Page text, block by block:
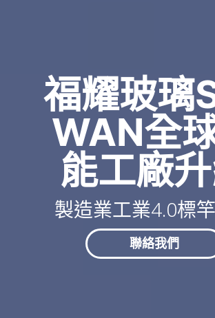
福耀玻璃
WAN全
能工廠
製造業工業4.0標
聯絡我們